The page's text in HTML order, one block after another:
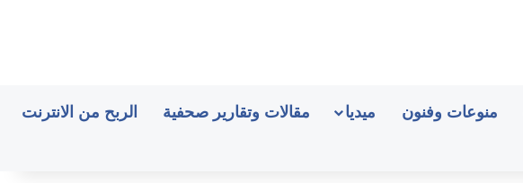
منوعات وفنون ميديا مقالات وتقارير صحفية الربح من الانترنت